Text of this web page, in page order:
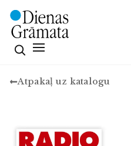
Atpakaļ uz katalogu